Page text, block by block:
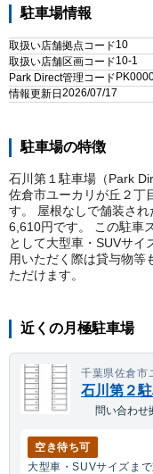
駐車場情報
取扱い店舗拠点コード10
取扱い店舗区画コード10-1
Park Direct管理コード
情報更新日 2026/07/17
駐車場の特徴
石川第１駐車場（Park
佐倉市ユーカリが丘２丁
す。 屋根なしで舗装さ
6,610円です。 この駐車
として大型車・SUVサイ
用いただく際は貸与物等
ただけます。
近くの月極駐車場
千葉県佐倉市
石川第２
問い合わせ
空き待ち可
大型車・SUVサイズま